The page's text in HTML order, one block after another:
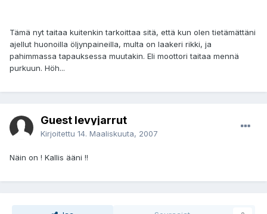
Tämä nyt taitaa kuitenkin tarkoittaa sitä, että kun olen tietämättäni
ajellut huonoilla öljynpaineilla, multa on laakeri rikki, ja
pahimmassa tapauksessa muutakin. Eli moottori taitaa mennä
purkuun. Höh...
Guest levyjarrut
Kirjoitettu 14. Maaliskuuta, 2007
Näin on ! Kallis ääni !!